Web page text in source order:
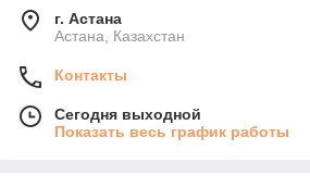
г. Астана
Астана, Казахстан
Контакты
Сегодня выходной
Показать весь график работы